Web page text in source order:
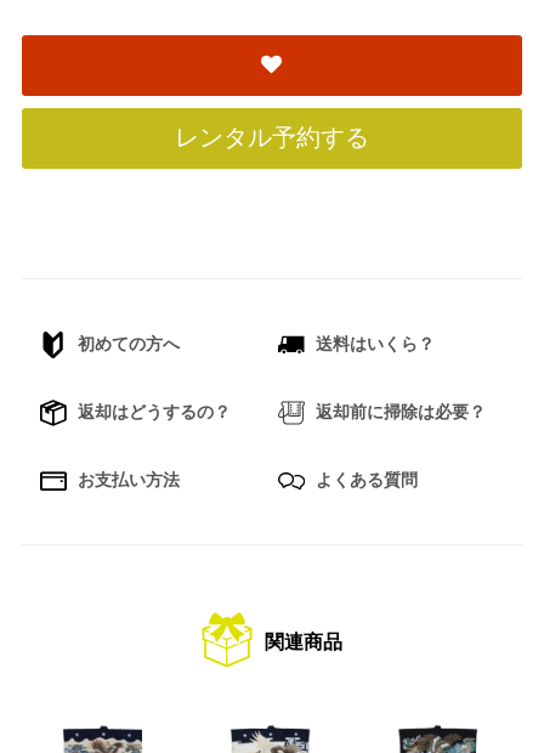
レンタル予約する
初めての方へ 送料はいくら？
返却はどうするの？ 返却前に掃除は必要？
お支払い方法 よくある質問
関連商品